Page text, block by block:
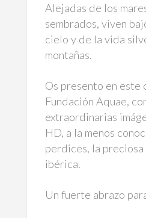
Alejadas de los
sembrados, viven
cielo y de la vida
montañas.
Os presento en este
Fundación Aquae,
extraordinarias
HD, a la menos
perdices, la
ibérica.
Un fuerte abrazo